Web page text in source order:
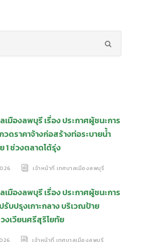
เมืองลพบุรี เรื่อง ประกาศผู้ชนะการ
วดราคาจ้างก่อสร้างท่อระบายน้ำ
1 ช่วงตลาดโต้รุ่ง
เจ้าหน้าที่ เทศบาลเมืองลพบุรี
เมืองลพบุรี เรื่อง ประกาศผู้ชนะการ
รับปรุงเกาะกลาง บริเวณป้าย
งเวียนศรีสุริโยทัย
เจ้าหน้าที่ เทศบาลเมืองลพบุรี